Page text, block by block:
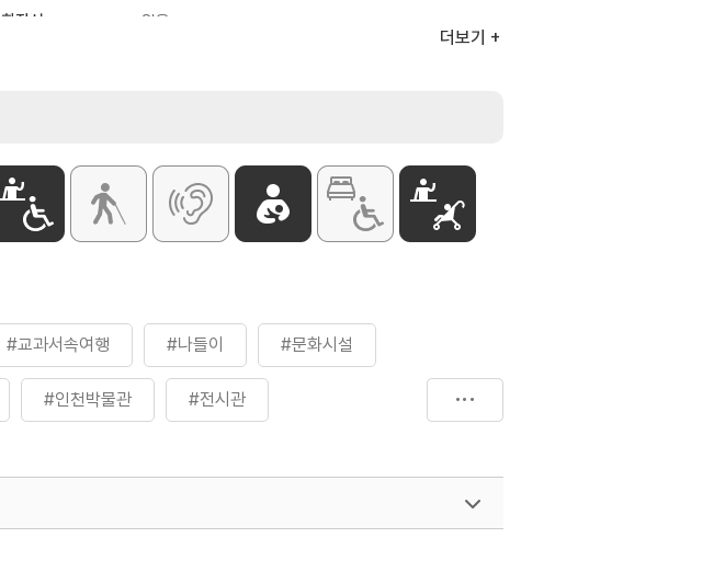
화장실
있음
더보기
#교과서속여행 #나들이 #문화시설
#인천박물관 #전시관